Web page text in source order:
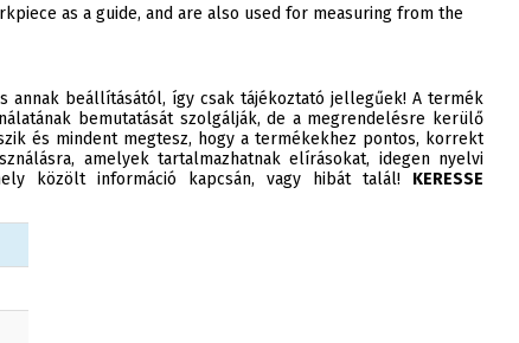
as a guide, and are also used for measuring from the
beállításától, így csak tájékoztató jellegűek! A termék
bemutatását szolgálják, de a megrendelésre kerülő
és mindent megtesz, hogy a termékekhez pontos, korrekt
amelyek tartalmazhatnak elírásokat, idegen nyelvi
közölt információ kapcsán, vagy hibát talál! KERESSE